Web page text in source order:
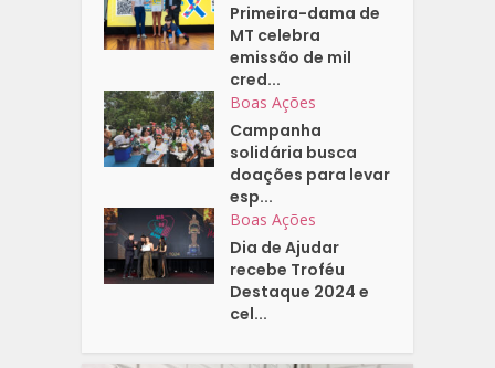
Primeira-dama de
MT celebra
emissão de mil
cred...
Boas Ações
Campanha
solidária busca
doações para levar
esp...
Boas Ações
Dia de Ajudar
recebe Troféu
Destaque 2024 e
cel...